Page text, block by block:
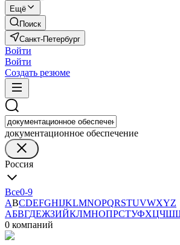
Ещё
Поиск
Санкт-Петербург
Войти
Войти
Создать резюме
документационное обеспечение
Россия
Все0-9
ABCDEFGHIJKLMNOPQRSTUVWXYZ
АБВГДЕЖЗИЙКЛМНОПРСТУФХЦЧШ
0 компаний